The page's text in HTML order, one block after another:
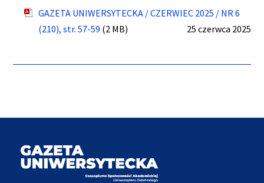
GAZETA UNIWERSYTECKA / CZERWIEC 2025 / NR 6
(210), str. 57-59 (2 MB) 25 czerwca 2025